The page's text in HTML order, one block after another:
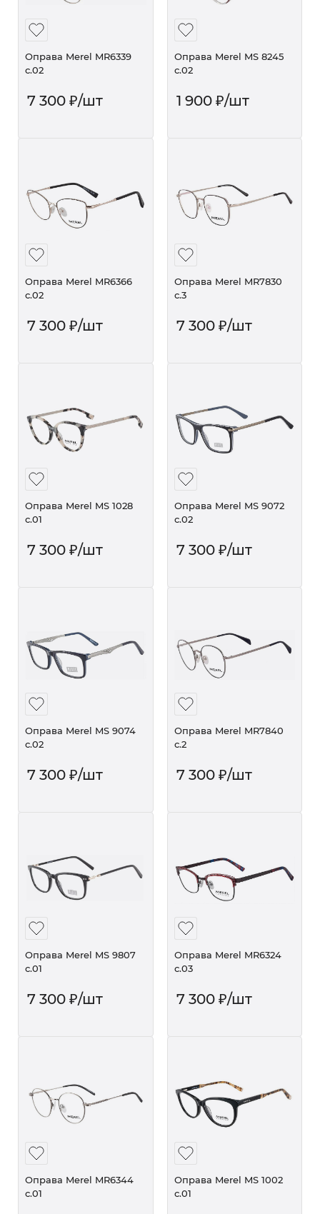
Оправа Merel MR6339
с.02
7 300 ₽/шт
Оправа Merel MS 8245
с.02
1 900₽/шт
Оправа Merel MR6366
с.02
7 300 ₽/шт
Оправа Merel MR7830
с.3
7 300₽/шт
Оправа Merel MS 1028
с.01
7 300 ₽/шт
Оправа Merel MS 9072
с.02
7 300₽/шт
Оправа Merel MS 9074
с.02
7 300 ₽/шт
Оправа Merel MR7840
с.2
7 300₽/шт
Оправа Merel MS 9807
с.01
7 300 ₽/шт
Оправа Merel MR6324
с.03
7 300₽/шт
Оправа Merel MR6344
с.01
Оправа Merel MS 1002
с.01